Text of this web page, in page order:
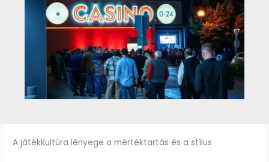
A játékkultúra lényege a mértéktartás és a stílus